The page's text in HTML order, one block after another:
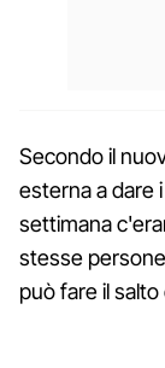
Secondo il
esterna a dare
settimana
stesse
può fare il